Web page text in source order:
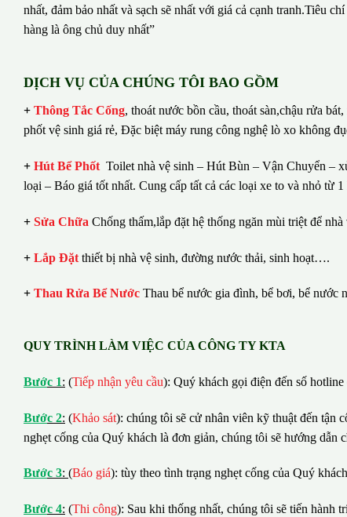
nhất, đảm bảo nhất và sạch sẽ nhất với giá cả cạnh tranh.Tiêu
hàng là ông chủ duy nhất”
DỊCH VỤ CỦA CHÚNG TÔI BAO GỒM
+ Thông Tắc Cống, thoát nước bồn cầu, thoát sàn,chậu rửa
phốt vệ sinh giá rẻ, Đặc biệt máy rung công nghệ lò xo không
+ Hút Bể Phốt Toilet nhà vệ sinh – Hút Bùn – Vận Chuyển –
loại – Báo giá tốt nhất. Cung cấp tất cả các loại xe to và nhỏ từ
+ Sửa Chữa Chống thấm,lắp đặt hệ thống ngăn mùi triệt để nhà
+ Lắp Đặt thiết bị nhà vệ sinh, đường nước thải, sinh hoạt….
+ Thau Rửa Bể Nước Thau bể nước gia đình, bể bơi, bể nước
QUY TRÌNH LÀM VIỆC CỦA CÔNG TY KTA
Bước 1: (Tiếp nhận yêu cầu): Quý khách gọi điện đến số
Bước 2: (Khảo sát): chúng tôi sẽ cử nhân viên kỹ thuật đến tận
nghẹt cống của Quý khách là đơn giản, chúng tôi sẽ hướng dẫn
Bước 3: (Báo giá): tùy theo tình trạng nghẹt cống của Quý
Bước 4: (Thi công): Sau khi thống nhất, chúng tôi sẽ tiến hành